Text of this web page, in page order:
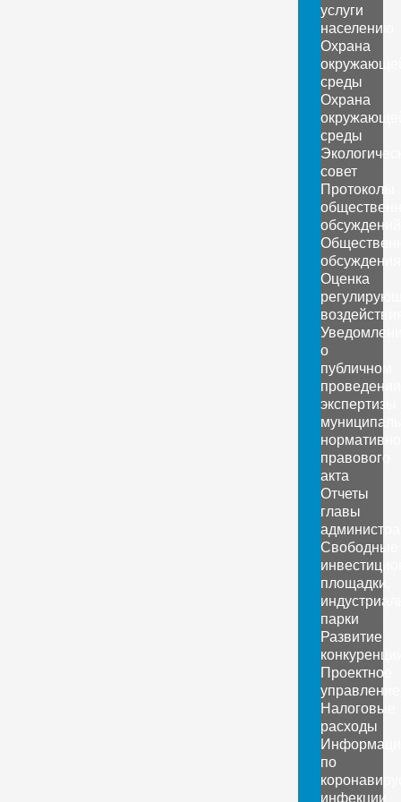
услуги
населению
Охрана
среды
Охрана
среды
совет
Протоколы
обсуждений
обсуждения
Оценка
о
публичном
проведении
экспертизы
правового
акта
Отчеты
главы
Свободные
площадки,
парки
Развитие
Проектное
управление
Налоговые
расходы
по
инфекции